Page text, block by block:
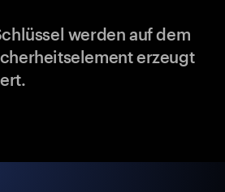
werden auf dem
erzeugt